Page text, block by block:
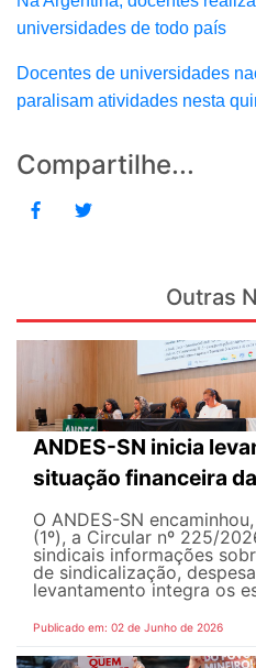
universidades de todo país
Docentes de universidades
paralisam atividades nesta
Compartilhe...
Outras
ANDES-SN inicia
situação financeira
O ANDES-SN
(1º), a Circular nº 225/
sindicais informações
de sindicalização,
levantamento integra os
Publicado em: 02 de Junho de 2026